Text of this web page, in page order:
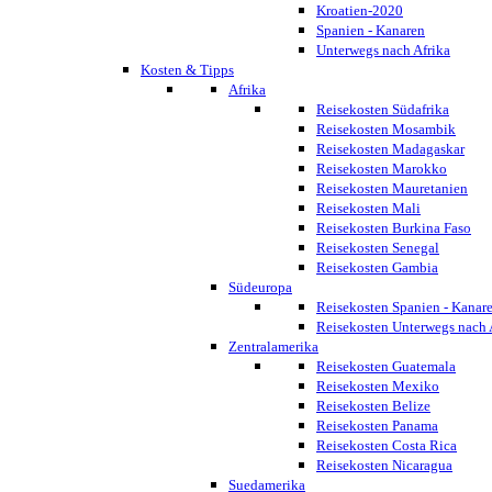
Kroatien-2020
Spanien - Kanaren
Unterwegs nach Afrika
Kosten & Tipps
Afrika
Reisekosten Südafrika
Reisekosten Mosambik
Reisekosten Madagaskar
Reisekosten Marokko
Reisekosten Mauretanien
Reisekosten Mali
Reisekosten Burkina Faso
Reisekosten Senegal
Reisekosten Gambia
Südeuropa
Reisekosten Spanien -
Reisekosten Unterwegs nach
Zentralamerika
Reisekosten Guatemala
Reisekosten Mexiko
Reisekosten Belize
Reisekosten Panama
Reisekosten Costa Rica
Reisekosten Nicaragua
Suedamerika